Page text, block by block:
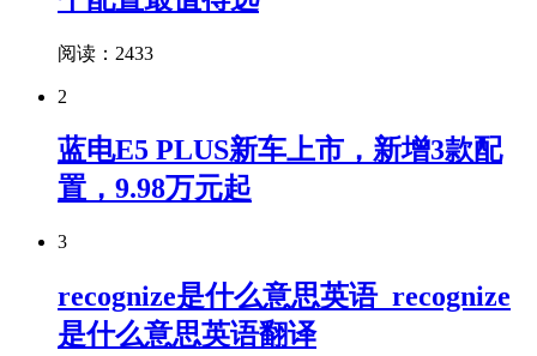
阅读：2433
2
蓝电E5 PLUS新车上市，新增3款配
置，9.98万元起
3
recognize是什么意思英语_recognize
是什么意思英语翻译